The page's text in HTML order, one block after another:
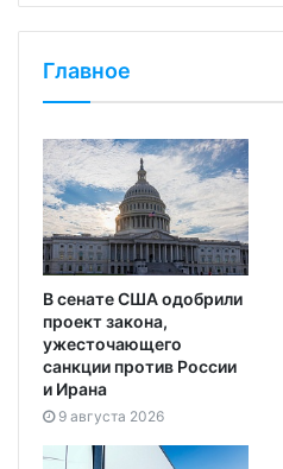
Главное
В сенате США одобрили
проект закона,
ужесточающего
санкции против России
и Ирана
9 августа 2026